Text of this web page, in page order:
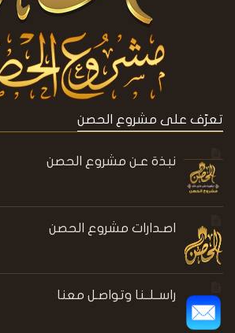
تعرّف على مشروع الحصن
نبذة عـن مشروع الحصن
اصـدارات مشروع الحصن
راســلــنا وتواصـل معنا